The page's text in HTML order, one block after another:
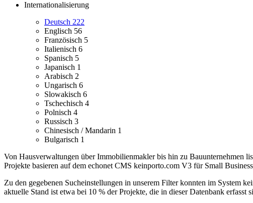
Internationalisierung
Deutsch 222
Englisch 56
Französisch 5
Italienisch 6
Spanisch 5
Japanisch 1
Arabisch 2
Ungarisch 6
Slowakisch 6
Tschechisch 4
Polnisch 4
Russisch 3
Chinesisch / Mandarin 1
Bulgarisch 1
Von Hausverwaltungen über Immobilienmakler bis hin zu Bauunternehmen
Projekte basieren auf dem echonet CMS keinporto.com V3 für Small
Zu den gegebenen Sucheinstellungen in unserem Filter konnten im System
aktuelle Stand ist etwa bei 10 % der Projekte, die in dieser Datenbank erfasst